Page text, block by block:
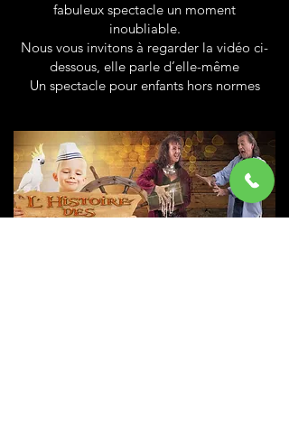
fabuleux spectacle un moment
inoubliable.
Nous vous invitons à regarder la vidéo ci-
dessous, elle parle d’elle-même
Un spectacle pour enfants hors normes